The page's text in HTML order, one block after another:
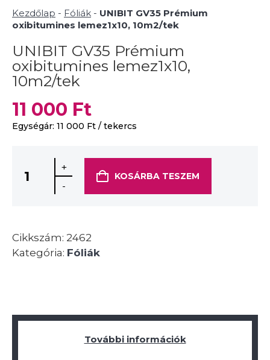
Kezdőlap - Fóliák - UNIBIT GV35 Prémium
oxibitumines lemez1x10, 10m2/tek
UNIBIT GV35 Prémium
oxibitumines lemez1x10,
10m2/tek
11 000 Ft
Egységár: 11 000 Ft / tekercs
+
-
KOSÁRBA TESZEM
Cikkszám: 2462
Kategória: Fóliák
További információk